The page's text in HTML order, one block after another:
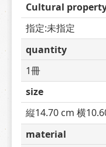
Cultural
指定:未指定
quantity
1冊
size
縦14.70 cm 横
material